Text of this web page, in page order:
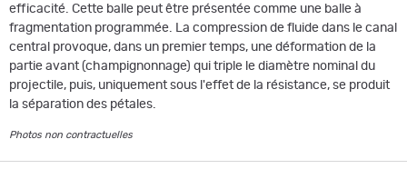
efficacité. Cette balle peut être présentée comme une balle à
fragmentation programmée. La compression de fluide dans le canal
central provoque, dans un premier temps, une déformation de la
partie avant (champignonnage) qui triple le diamètre nominal du
projectile, puis, uniquement sous l'effet de la résistance, se produit
la séparation des pétales.
Photos non contractuelles